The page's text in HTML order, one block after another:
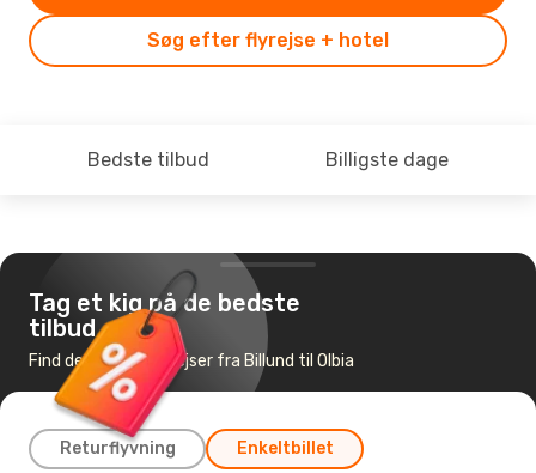
Søg efter flyrejse + hotel
Bedste tilbud Billigste dage
Tag et kig på de bedste
tilbud
Find de billigste flyrejser fra Billund til Olbia
Returflyvning Enkeltbillet